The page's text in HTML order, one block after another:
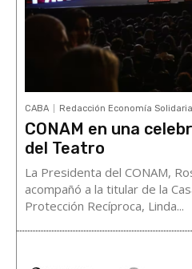
CABA Redacción Economía Solidaria
CONAM en una
del Teatro
La Presidenta del CONAM,
acompañó a la titular de la
Protección Recíproca, Linda...